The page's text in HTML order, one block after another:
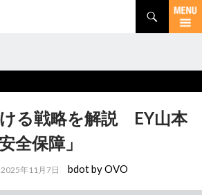
る戦略を解説 EY山本
全保障」
2025年11月7日 bdot by OVO